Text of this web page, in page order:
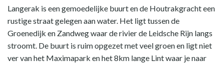
Langerak is een gemoedelijke buurt en de Houtrakgracht een
rustige straat gelegen aan water. Het ligt tussen de
Groenedijk en Zandweg waar de rivier de Leidsche Rijn langs
stroomt. De buurt is ruim opgezet met veel groen en ligt niet
ver van het Maximapark en het 8km lange Lint waar je naar